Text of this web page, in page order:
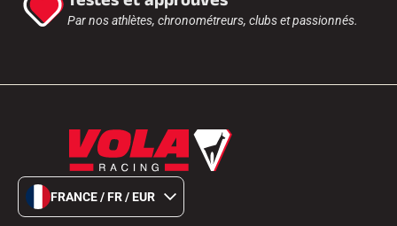
Par nos athlètes, chronométreurs, clubs et passionnés.
FRANCE / FR / EUR